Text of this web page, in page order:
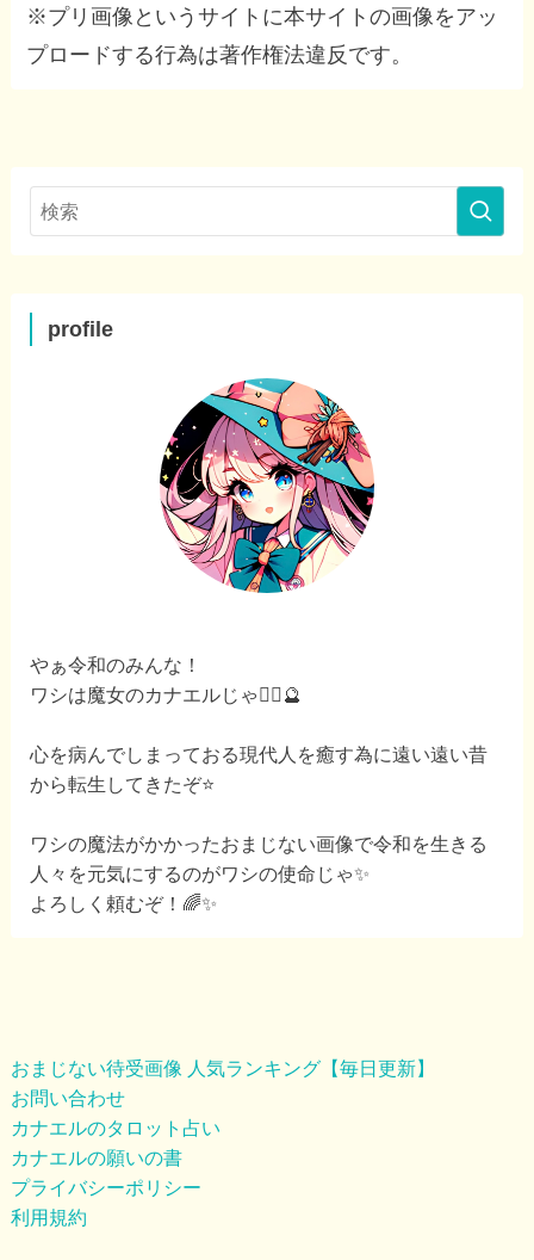
※プリ画像というサイトに本サイトの画像をアッ
プロードする行為は著作権法違反です。
profile
やぁ令和のみんな！
ワシは魔女のカナエルじゃ🧙‍♀️🔮
心を病んでしまっておる現代人を癒す為に遠い遠い昔
から転生してきたぞ⭐️
ワシの魔法がかかったおまじない画像で令和を生きる
人々を元気にするのがワシの使命じゃ✨
よろしく頼むぞ！🌈✨
おまじない待受画像 人気ランキング【毎日更新】
お問い合わせ
カナエルのタロット占い
カナエルの願いの書
プライバシーポリシー
利用規約